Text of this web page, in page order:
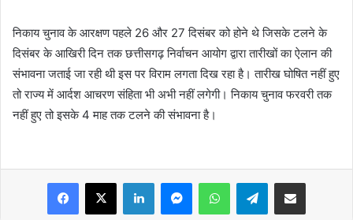
निकाय चुनाव के आरक्षण पहले 26 और 27 दिसंबर को होने थे जिसके टलने के
दिसंबर के आखिरी दिन तक छत्तीसगढ़ निर्वाचन आयोग द्वारा तारीखों का ऐलान की
संभावना जताई जा रही थी इस पर विराम लगता दिख रहा है। तारीख घोषित नहीं हुए
तो राज्य में आर्दश आचरण संहिता भी अभी नहीं लगेगी। निकाय चुनाव फरवरी तक
नहीं हुए तो इसके 4 माह तक टलने की संभावना है।
Facebook
X LinkedInMessengerWhatsAppTelegramShare via Email